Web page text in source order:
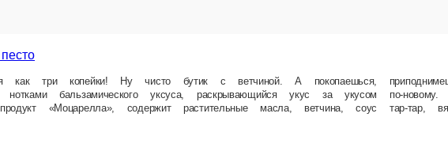
Ну чисто бутик с ветчиной. А покопаешься, приподнимешь один слой, другой… А там скрывается ароматный,
Состав Пшеничный хлеб Панини, молокосодержащий продукт «Моцарелла», содержит растительные масла,